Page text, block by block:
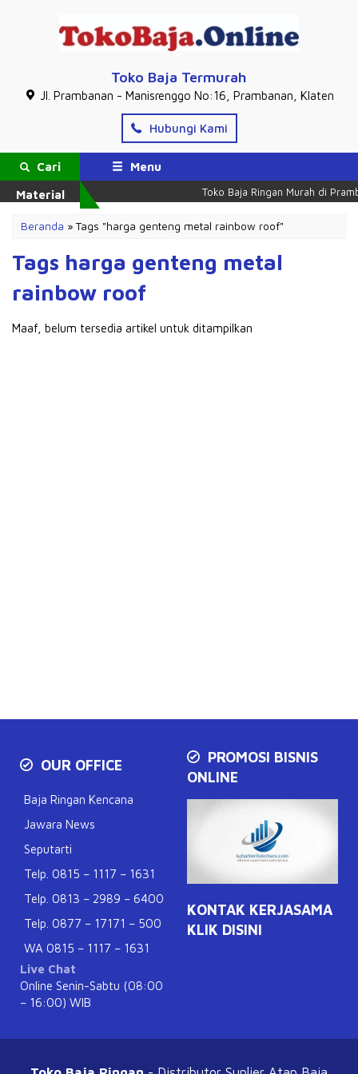
Toko Baja Termurah
Jl. Prambanan - Manisrenggo No:16, Prambanan, Klaten
Hubungi Kami
Cari
Material
Menu
Toko Baja Ringan Murah di
Beranda »Tags "harga genteng metal rainbow roof"
Tags harga genteng metal
rainbow roof
Maaf, belum tersedia artikel untuk ditampilkan
OUR OFFICE
Baja Ringan Kencana
Jawara News
Seputarti
Telp. 0815 – 1117 – 1631
Telp. 0813 – 2989 – 6400
Telp. 0877 – 17171 – 500
WA 0815 – 1117 – 1631
Live Chat
Online Senin-Sabtu (08:00
– 16:00) WIB
PROMOSI BISNIS
ONLINE
KONTAK KERJASAMA
KLIK DISINI